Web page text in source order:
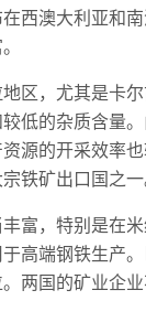
西澳大利亚和
区，尤其是卡
低的杂质含量
源的开采效率
铁矿出口国之一
富，特别是在
高端钢铁生产
两国的矿业企